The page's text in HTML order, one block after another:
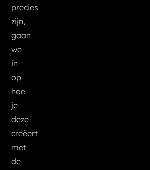
precies
zijn,
gaan
we
in
op
hoe
je
deze
creëert
met
de